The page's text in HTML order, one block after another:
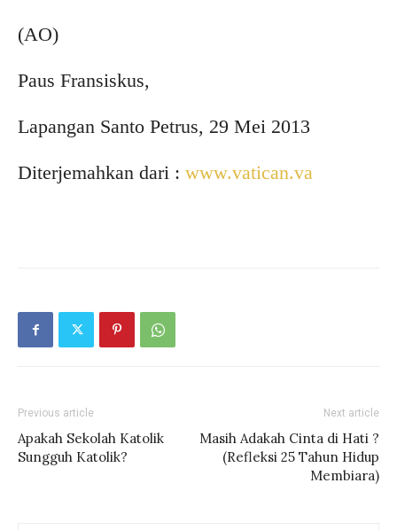
(AO)
Paus Fransiskus,
Lapangan Santo Petrus, 29 Mei 2013
Diterjemahkan dari : www.vatican.va
Previous article
Apakah Sekolah Katolik
Sungguh Katolik?
Next article
Masih Adakah Cinta di Hati ?
(Refleksi 25 Tahun Hidup
Membiara)